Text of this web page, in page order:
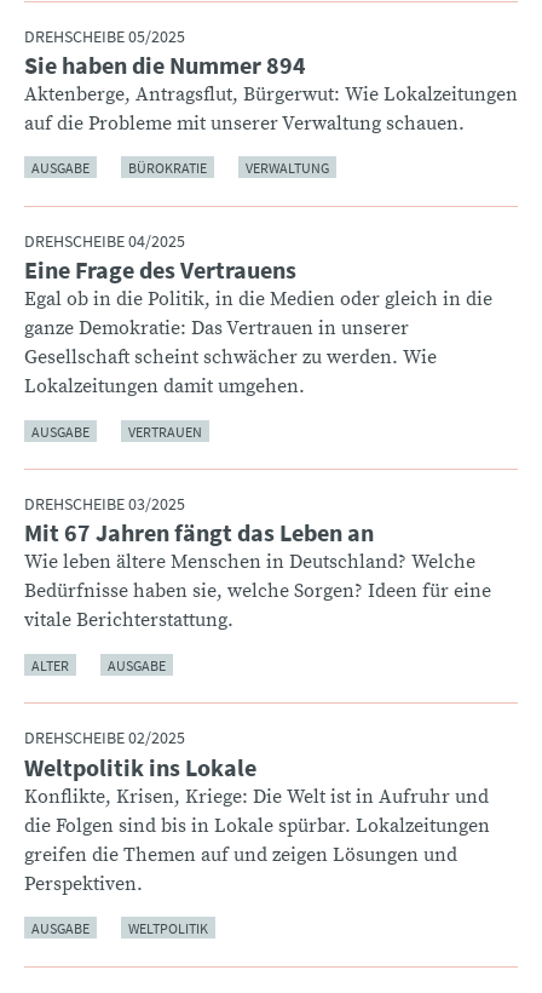
DREHSCHEIBE 05/2025
:Sie haben die Nummer 894
Aktenberge, Antragsflut, Bürgerwut: Wie Lokalzeitungen
auf die Probleme mit unserer Verwaltung schauen.
AUSGABE BÜROKRATIE VERWALTUNG
DREHSCHEIBE 04/2025
:Eine Frage des Vertrauens
Egal ob in die Politik, in die Medien oder gleich in die
ganze Demokratie: Das Vertrauen in unserer
Gesellschaft scheint schwächer zu werden. Wie
Lokalzeitungen damit umgehen.
AUSGABE VERTRAUEN
DREHSCHEIBE 03/2025
:Mit 67 Jahren fängt das Leben an
Wie leben ältere Menschen in Deutschland? Welche
Bedürfnisse haben sie, welche Sorgen? Ideen für eine
vitale Berichterstattung.
ALTER AUSGABE
DREHSCHEIBE 02/2025
:Weltpolitik ins Lokale
Konflikte, Krisen, Kriege: Die Welt ist in Aufruhr und
die Folgen sind bis in Lokale spürbar. Lokalzeitungen
greifen die Themen auf und zeigen Lösungen und
Perspektiven.
AUSGABE WELTPOLITIK